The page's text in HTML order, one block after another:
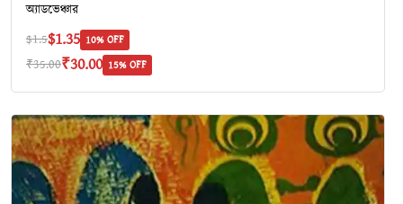
অ‍্যাডভেঞ্চার
$1.5$1.35 10% OFF
₹35.00₹30.00 15% OFF